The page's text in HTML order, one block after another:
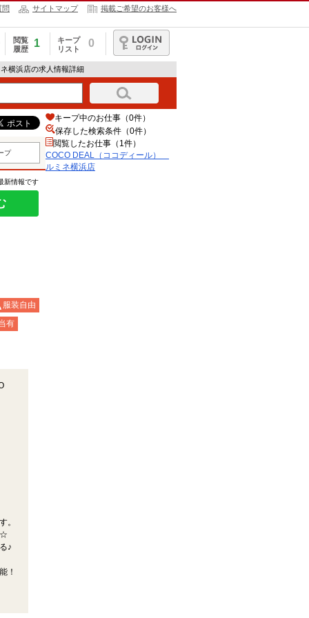
問 サイトマップ 掲載ご希望のお客様へ
閲覧
履歴
1
キープ
リスト
0
ログイン
横浜店の求人情報詳細
プ
新情報です
服装自由
有
。
☆
♪
！
キープ中のお仕事（0件）
保存した検索条件（0件）
閲覧したお仕事（1件）
COCO DEAL（ココディール）
ルミネ横浜店